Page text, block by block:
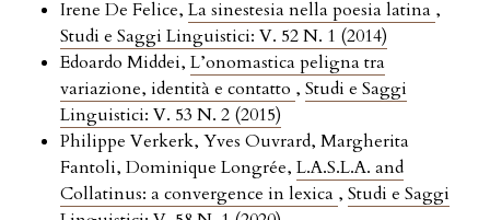
Irene De Felice, La sinestesia nella poesia latina ,
Studi e Saggi Linguistici: V. 52 N. 1 (2014)
Edoardo Middei, L’onomastica peligna tra
variazione, identità e contatto , Studi e Saggi
Linguistici: V. 53 N. 2 (2015)
Philippe Verkerk, Yves Ouvrard, Margherita
Fantoli, Dominique Longrée, L.A.S.L.A. and
Collatinus: a convergence in lexica , Studi e Saggi